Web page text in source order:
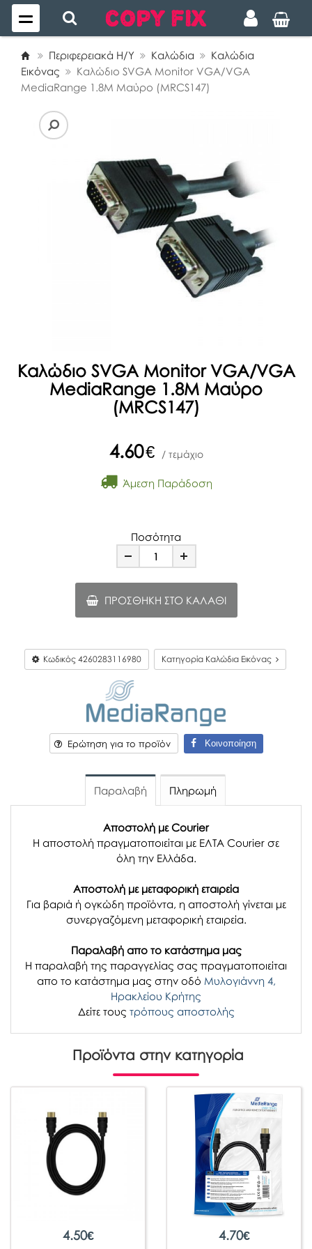
Περιφερειακά Η/Υ Καλώδια
Καλώδια
Εικόνας
Καλώδιο SVGA Monitor VGA/VGA
MediaRange 1.8M Μαύρο (MRCS147)
Καλώδιο SVGA Monitor VGA/VGA
MediaRange 1.8M Μαύρο
(MRCS147)
4.60€ / τεμάχιο
Άμεση Παράδοση
Ποσότητα
Minus Plus
ΠΡΟΣΘΉΚΗ ΣΤΟ ΚΑΛΆΘΙ
Κωδικός 4260283116980 Κατηγορία Καλώδια Εικόνας
Ερώτηση για το προϊόν Κοινοποίηση
Παραλαβή Πληρωμή
Αποστολή με Courier
Η αποστολή πραγματοποιείται με ΕΛΤΑ Courier σε
όλη την Ελλάδα.
Αποστολή με μεταφορική εταιρεία
Για βαριά ή ογκώδη προϊόντα, η αποστολή γίνεται με
συνεργαζόμενη μεταφορική εταιρεία.
Παραλαβή απο το κατάστημα μας
H παραλαβή της παραγγελίας σας πραγματοποιείται
απο το κατάστημα μας στην οδό Μυλογιάννη 4,
Ηρακλείου Κρήτης
Δείτε τους τρόπους αποστολής
Προϊόντα στην κατηγορία
4.50€ 4.70€